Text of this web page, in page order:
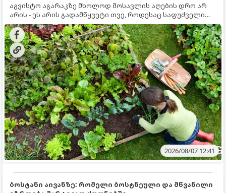
აგვისტო აგარაკზე მხოლოდ მოსავლის აღების დრო არ
არის - ეს არის გადამწყვეტი თვე, როდესაც საფუძველი
ეყრება მომავალი წლის მოსავალს და ბაღი მზადდება
შემოდგომა-ზამთრის სეზონისთვის. იმისათვის, რომ
ნიადაგმა ენერგია აღიდგინოს, ხოლო მცენარეებმა
ზამთარს გაუძლონ, აგვისტოს ბოლომდე 5
მნიშვნელოვანი საქმის გაკეთება უნდა მოასწროთ:
2026/08/07 12:41
ბოსტანი აივანზე: რომელი ბოსტნეული და მწვანილი